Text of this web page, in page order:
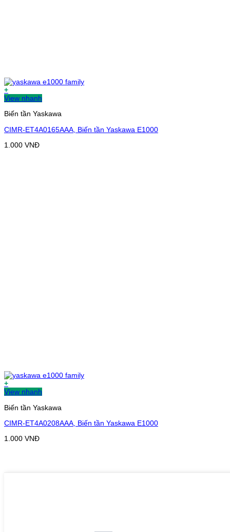
+
View nhanh
Biến tần Yaskawa
CIMR-ET4A0165AAA, Biến tần Yaskawa E1000
1.000 VNĐ
+
View nhanh
Biến tần Yaskawa
CIMR-ET4A0208AAA, Biến tần Yaskawa E1000
1.000 VNĐ